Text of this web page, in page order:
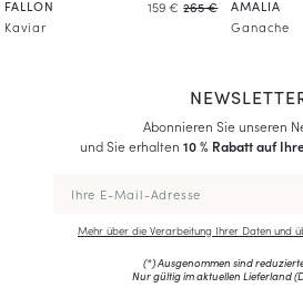
FALLON 159 € 265 €
Kaviar
AMALIA
Ganache
Abonnieren Sie unseren
und Sie erhalten 10 % Rabatt auf
Mehr über die Verarbeitung Ihrer Daten und
(*) Ausgenommen sind
Nur gültig im aktuellen Lieferland (